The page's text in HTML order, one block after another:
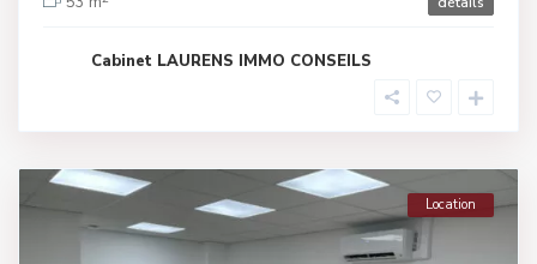
Cabinet LAURENS IMMO CONSEILS
Location